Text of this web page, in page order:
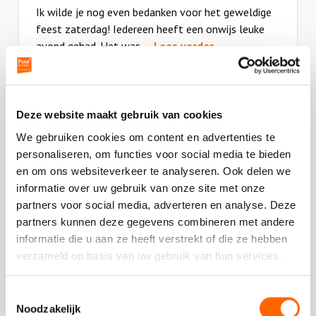
Deze website maakt gebruik van cookies
We gebruiken cookies om content en advertenties te
personaliseren, om functies voor social media te bieden
en om ons websiteverkeer te analyseren. Ook delen we
informatie over uw gebruik van onze site met onze
partners voor social media, adverteren en analyse. Deze
partners kunnen deze gegevens combineren met andere
informatie die u aan ze heeft verstrekt of die ze hebben
verzameld op basis van uw gebruik van hun services.
Noodzakelijk
Ik wilde je nog even bedanken voor het geweldige
feest zaterdag! Iedereen heeft een onwijs leuke
avond gehad. Het was
... Lees verder
als
cijfer
een
Plaats een review
Bekijk alle reviews